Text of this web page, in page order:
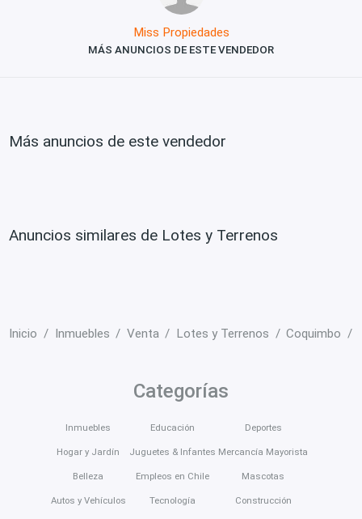
Miss Propiedades
MÁS ANUNCIOS DE ESTE VENDEDOR
Más anuncios de este vendedor
Anuncios similares de Lotes y Terrenos
Inicio Inmuebles Venta Lotes y Terrenos Coquimbo
Categorías
Inmuebles
Hogar y Jardín
Belleza
Autos y Vehículos
Educación
Juguetes & Infantes
Empleos en Chile
Tecnología
Deportes
Mercancía Mayorista
Mascotas
Construcción